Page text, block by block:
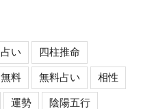
占い 四柱推命
無料 無料占い 相性
運勢 陰陽五行